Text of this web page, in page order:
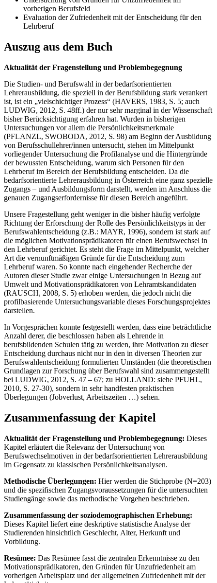
vorherigen Berufsfeld
Evaluation der Zufriedenheit mit der Entscheidung für den
Lehrberuf
Auszug aus dem Buch
Aktualität der Fragenstellung und Problembegegnung
Die Studien- und Berufswahl in der bedarfsorientierten
Lehrerausbildung, die speziell in der Berufsbildung stark verankert
ist, ist ein „vielschichtiger Prozess“ (HAVERS, 1983, S. 5; auch
LUDWIG, 2012, S. 48ff.) der nur sehr marginal in der Wissenschaft
bisher Berücksichtigung erfahren hat. Wurden in bisherigen
Untersuchungen vor allem die Persönlichkeitsmerkmale
(PFLANZL, SWOBODA, 2012, S. 98) am Beginn der Ausbildung
von Berufsschullehrer/innen untersucht, stehen im Mittelpunkt
vorliegender Untersuchung die Profilanalyse und die Hintergründe
der bewussten Entscheidung, warum sich Personen für den
Lehrberuf im Bereich der Berufsbildung entscheiden. Da die
bedarfsorientierte Lehrerausbildung in Österreich eine ganz spezielle
Zugangs – und Ausbildungsform darstellt, werden im Anschluss die
genauen Zugangserfordernisse für diesen Bereich angeführt.
Unsere Fragestellung geht weniger in die bisher häufig verfolgte
Richtung der Erforschung der Rolle des Persönlichkeitstyps in der
Berufswahlentscheidung (z.B.: MAYR, 1996), sondern ist stark auf
die möglichen Motivationsprädikatoren für einen Berufswechsel in
den Lehrberuf gerichtet. Es steht die Frage im Mittelpunkt, welcher
Art die vernunftmäßigen Gründe für die Entscheidung zum
Lehrberuf waren. So konnte nach eingehender Recherche der
Autoren dieser Studie zwar einige Untersuchungen in Bezug auf
Umwelt und Motivationsprädikatoren von Lehramtskandidaten
(RAUSCH, 2008, S. 5) erhoben werden, die jedoch nicht die
profilbasierende Untersuchungsvariable dieses Forschungsprojektes
darstellen.
In Vorgesprächen konnte festgestellt werden, dass eine beträchtliche
Anzahl derer, die beschlossen haben als Lehrende in
berufsbildenden Schulen tätig zu werden, ihre Motivation zu dieser
Entscheidung durchaus nicht nur in den in diversen Theorien zur
Berufswahlentscheidung formulierten Umständen (die theoretischen
Grundlagen zur Forschung über Berufswahl sind zusammengestellt
bei LUDWIG, 2012, S. 47 – 67; zu HOLLAND: siehe PFUHL,
2010, S. 27-30), sondern in sehr handfesten praktischen
Überlegungen (Jobverlust, Arbeitszeiten …) sehen.
Zusammenfassung der Kapitel
Aktualität der Fragenstellung und Problembegegnung: Dieses
Kapitel erläutert die Relevanz der Untersuchung von
Berufswechselmotiven in der bedarfsorientierten Lehrerausbildung
im Gegensatz zu klassischen Persönlichkeitsanalysen.
Methodische Überlegungen: Hier werden die Stichprobe (N=203)
und die spezifischen Zugangsvoraussetzungen für die untersuchten
Studiengänge sowie das methodische Vorgehen beschrieben.
Zusammenfassung der soziodemographischen Erhebung:
Dieses Kapitel liefert eine deskriptive statistische Analyse der
Studierenden hinsichtlich Geschlecht, Alter, Herkunft und
Vorbildung.
Resümee: Das Resümee fasst die zentralen Erkenntnisse zu den
Motivationsprädikatoren, den Gründen für Unzufriedenheit am
vorherigen Arbeitsplatz und der allgemeinen Zufriedenheit mit der